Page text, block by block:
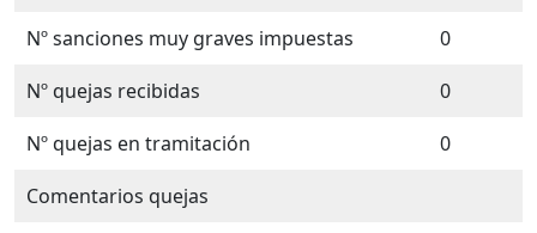
Nº sanciones muy graves impuestas
0
Nº quejas recibidas
0
Nº quejas en tramitación
0
Comentarios quejas